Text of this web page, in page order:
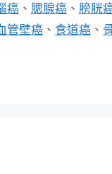
癌 、 腮腺癌 、 膀胱
管壁癌 、 食道癌 、